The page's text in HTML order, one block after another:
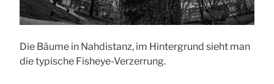
Die Bäume in Nahdistanz, im Hintergrund sieht man
die typische Fisheye-Verzerrung.